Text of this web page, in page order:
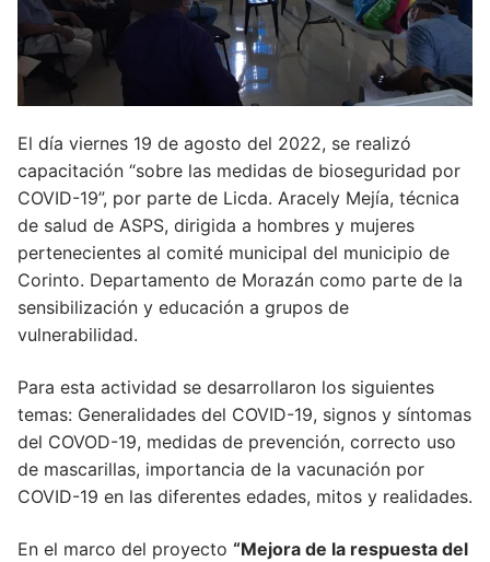
El día viernes 19 de agosto del 2022, se realizó
capacitación “sobre las medidas de bioseguridad por
COVID-19”, por parte de Licda. Aracely Mejía, técnica
de salud de ASPS, dirigida a hombres y mujeres
pertenecientes al comité municipal del municipio de
Corinto. Departamento de Morazán como parte de la
sensibilización y educación a grupos de
vulnerabilidad.
Para esta actividad se desarrollaron los siguientes
temas: Generalidades del COVID-19, signos y síntomas
del COVOD-19, medidas de prevención, correcto uso
de mascarillas, importancia de la vacunación por
COVID-19 en las diferentes edades, mitos y realidades.
En el marco del proyecto “Mejora de la respuesta del